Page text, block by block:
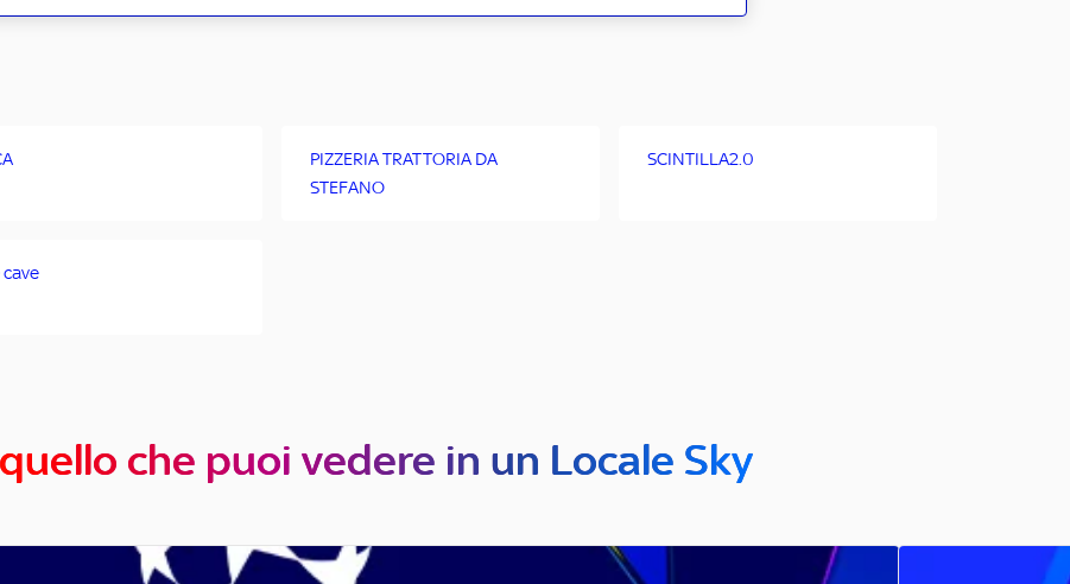
PIZZERIA TRATTORIA DA
STEFANO
SCINTILLA2.0
che puoi vedere in un Locale Sky